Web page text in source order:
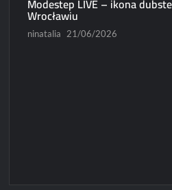
Wrocławiu
ninatalia 21/06/2026